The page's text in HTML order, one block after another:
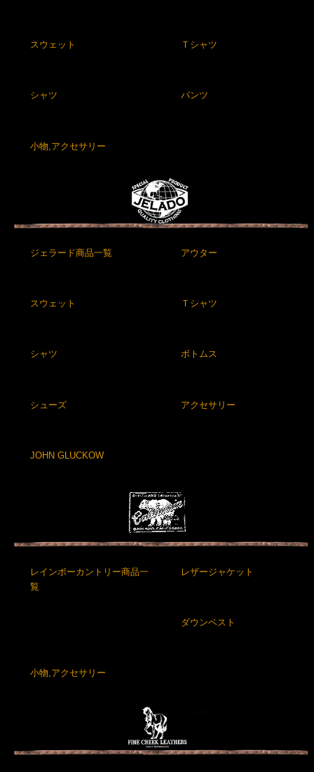
スウェット Ｔシャツ
シャツ パンツ
小物,アクセサリー
ジェラード商品一覧 アウター
スウェット Ｔシャツ
シャツ ボトムス
シューズ アクセサリー
JOHN GLUCKOW
レインボーカントリー商品一
覧
レザージャケット
ダウンベスト
小物,アクセサリー